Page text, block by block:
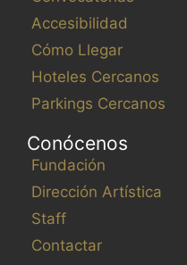
Accesibilidad
Cómo Llegar
Hoteles Cercanos
Parkings Cercanos
Conócenos
Fundación
Dirección Artística
Staff
Contactar